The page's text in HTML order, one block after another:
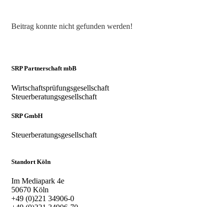
Beitrag konnte nicht gefunden werden!
SRP Partnerschaft mbB
Wirtschaftsprüfungsgesellschaft
Steuerberatungsgesellschaft
SRP GmbH
Steuerberatungsgesellschaft
Standort Köln
Im Mediapark 4e
50670 Köln
+49 (0)221 34906-0